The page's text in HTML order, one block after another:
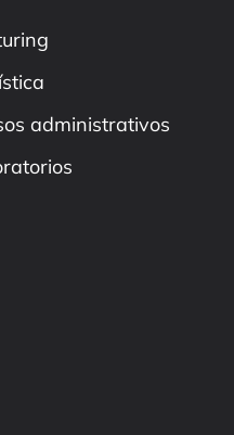
administrativos